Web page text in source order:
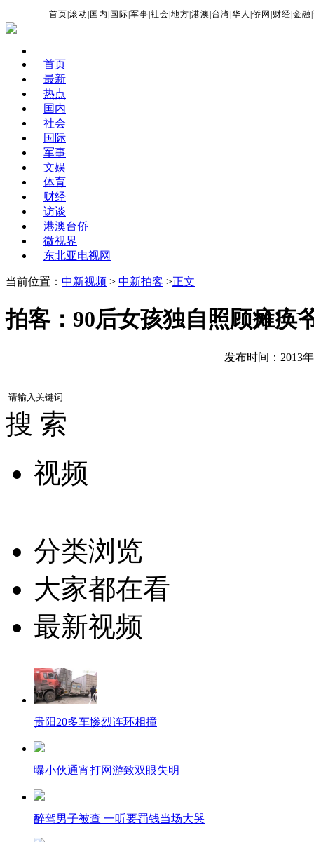
首页 |滚动 国内 国际 |军事 |社会 |地方 |港澳 台湾 |华人 |侨网 财经 |金融 |
首页
最新
热点
国内
社会
国际
军事
文娱
体育
财经
访谈
港澳台侨
微视界
东北亚电视网
当前位置： 中新视频 > 中新拍客 >正文
拍客：90后女孩独自照顾瘫痪
发布时间：2013
搜 索
视频
分类浏览
大家都在看
最新视频
贵阳20多车惨烈连环相撞
曝小伙通宵打网游致双眼失明
醉驾男子被查 一听要罚钱当场大哭